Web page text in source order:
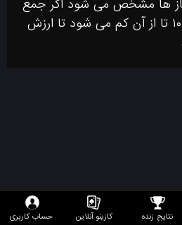
ها مشخص مى شود اگر جمع
شمارش بيشتر از ١٠ شد ١٠ تا از آن كم مى شود تا ارزش
نتایج زنده کازینو آنلاین حساب کاربری